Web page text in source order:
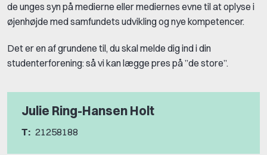
de unges syn på medierne eller mediernes evne til at oplyse i
øjenhøjde med samfundets udvikling og nye kompetencer.
Det er en af grundene til, du skal melde dig ind i din
studenterforening: så vi kan lægge pres på ”de store”.
Julie Ring-Hansen Holt
T: 21258188